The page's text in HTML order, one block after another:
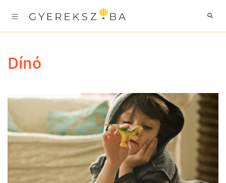
dínó